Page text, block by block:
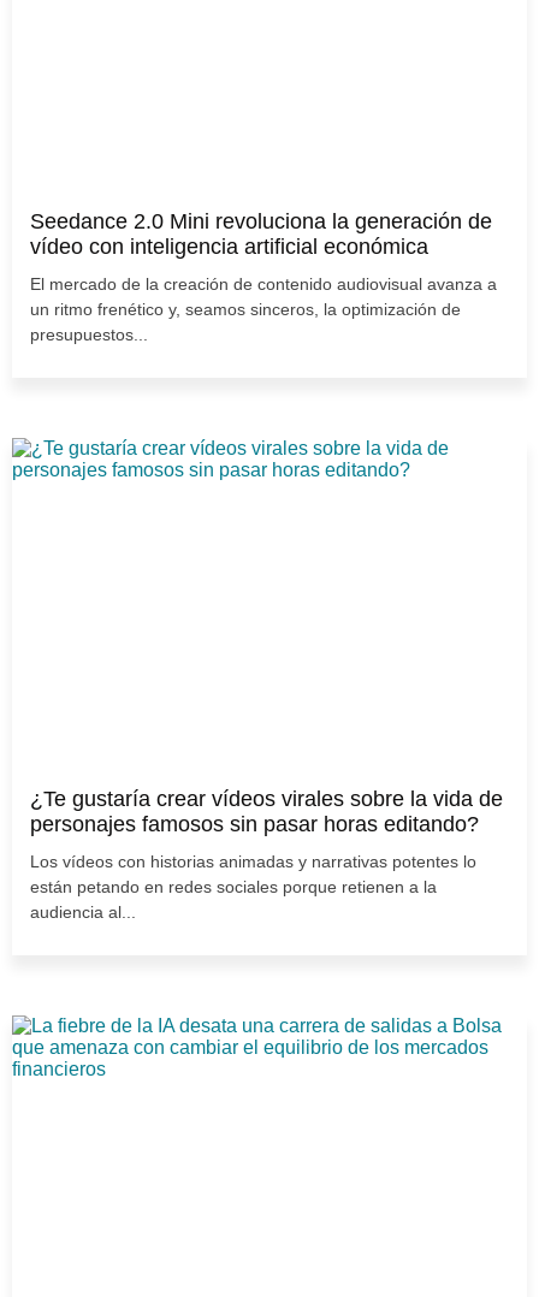
Seedance 2.0 Mini revoluciona la generación de
vídeo con inteligencia artificial económica
El mercado de la creación de contenido audiovisual avanza a
un ritmo frenético y, seamos sinceros, la optimización de
presupuestos...
¿Te gustaría crear vídeos virales sobre la vida de
personajes famosos sin pasar horas editando?
Los vídeos con historias animadas y narrativas potentes lo
están petando en redes sociales porque retienen a la
audiencia al...